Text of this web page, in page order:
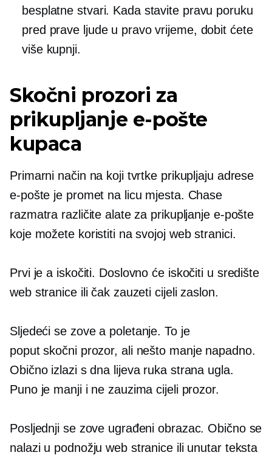
besplatne stvari. Kada stavite pravu poruku
pred prave ljude u pravo vrijeme, dobit ćete
više kupnji.
Skočni prozori za
prikupljanje e-pošte
kupaca
Primarni način na koji tvrtke prikupljaju adrese
e-pošte je promet na licu mjesta. Chase
razmatra različite alate za prikupljanje e-pošte
koje možete koristiti na svojoj web stranici.
Prvi je a iskočiti. Doslovno će iskočiti u središte
web stranice ili čak zauzeti cijeli zaslon.
Sljedeći se zove a poletanje. To je
poputskočni prozor, ali nešto manje napadno.
Obično izlazi s dna lijeva rukastrana ugla.
Puno je manji i ne zauzima cijeli prozor.
Posljednji se zove ugrađeni obrazac. Obično se
nalazi u podnožju web stranice ili unutar teksta